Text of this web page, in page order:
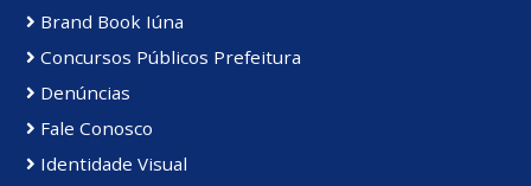
Brand Book Iúna
Concursos Públicos Prefeitura
Denúncias
Fale Conosco
Identidade Visual